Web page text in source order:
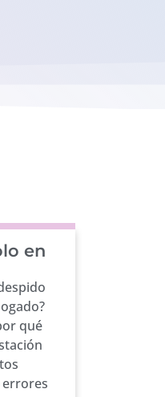
en
qué